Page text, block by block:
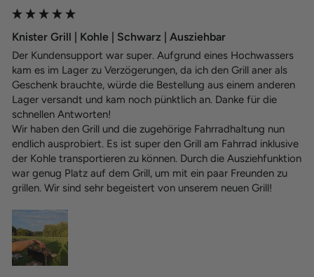
Knister Grill | Kohle | Schwarz | Ausziehbar
Der Kundensupport war super. Aufgrund eines Hochwassers
kam es im Lager zu Verzögerungen, da ich den Grill aner als
Geschenk brauchte, würde die Bestellung aus einem anderen
Lager versandt und kam noch pünktlich an. Danke für die
schnellen Antworten!
Wir haben den Grill und die zugehörige Fahrradhaltung nun
endlich ausprobiert. Es ist super den Grill am Fahrrad inklusive
der Kohle transportieren zu können. Durch die Ausziehfunktion
war genug Platz auf dem Grill, um mit ein paar Freunden zu
grillen. Wir sind sehr begeistert von unserem neuen Grill!